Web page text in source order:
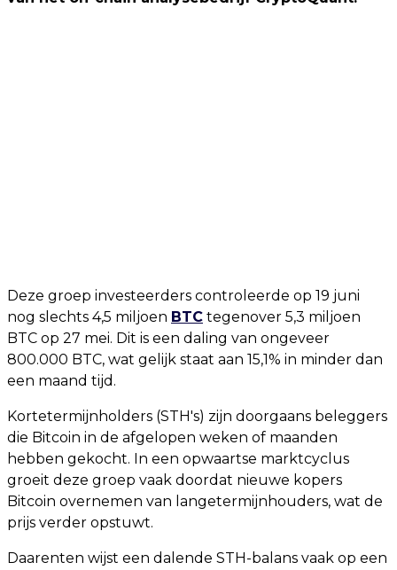
Deze groep investeerders controleerde op 19 juni
nog slechts 4,5 miljoen BTC tegenover 5,3 miljoen
BTC op 27 mei. Dit is een daling van ongeveer
800.000 BTC, wat gelijk staat aan 15,1% in minder dan
een maand tijd.
Kortetermijnholders (STH's) zijn doorgaans beleggers
die Bitcoin in de afgelopen weken of maanden
hebben gekocht. In een opwaartse marktcyclus
groeit deze groep vaak doordat nieuwe kopers
Bitcoin overnemen van langetermijnhouders, wat de
prijs verder opstuwt.
Daarenten wijst een dalende STH-balans vaak op een